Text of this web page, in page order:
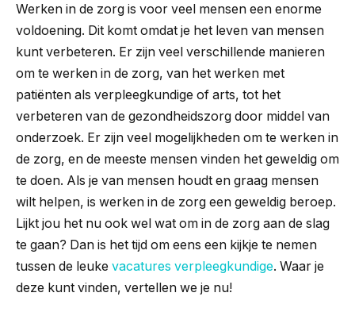
Werken in de zorg is voor veel mensen een enorme
voldoening. Dit komt omdat je het leven van mensen
kunt verbeteren. Er zijn veel verschillende manieren
om te werken in de zorg, van het werken met
patiënten als verpleegkundige of arts, tot het
verbeteren van de gezondheidszorg door middel van
onderzoek. Er zijn veel mogelijkheden om te werken in
de zorg, en de meeste mensen vinden het geweldig om
te doen. Als je van mensen houdt en graag mensen
wilt helpen, is werken in de zorg een geweldig beroep.
Lijkt jou het nu ook wel wat om in de zorg aan de slag
te gaan? Dan is het tijd om eens een kijkje te nemen
tussen de leuke vacatures verpleegkundige. Waar je
deze kunt vinden, vertellen we je nu!